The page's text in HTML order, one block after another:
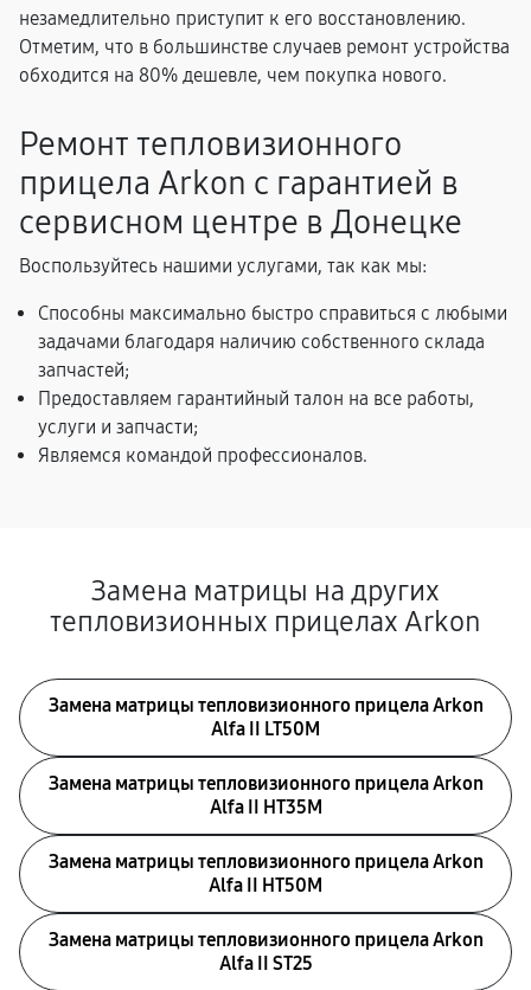
незамедлительно приступит к его восстановлению.
Отметим, что в большинстве случаев ремонт устройства
обходится на 80% дешевле, чем покупка нового.
Ремонт тепловизионного
прицела Arkon с гарантией в
сервисном центре в Донецке
Воспользуйтесь нашими услугами, так как мы:
Способны максимально быстро справиться с любыми
задачами благодаря наличию собственного склада
запчастей;
Предоставляем гарантийный талон на все работы,
услуги и запчасти;
Являемся командой профессионалов.
Замена матрицы на других
тепловизионных прицелах Arkon
Замена матрицы тепловизионного прицела Arkon
Alfa II LT50M
Замена матрицы тепловизионного прицела Arkon
Alfa II HT35M
Замена матрицы тепловизионного прицела Arkon
Alfa II HT50M
Замена матрицы тепловизионного прицела Arkon
Alfa II ST25